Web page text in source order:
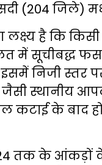
(204 जिले)
है कि
में सूचीबद्ध
निजी स्तर
स्थानीय
कटाई के बाद
तक के आंकड़ों